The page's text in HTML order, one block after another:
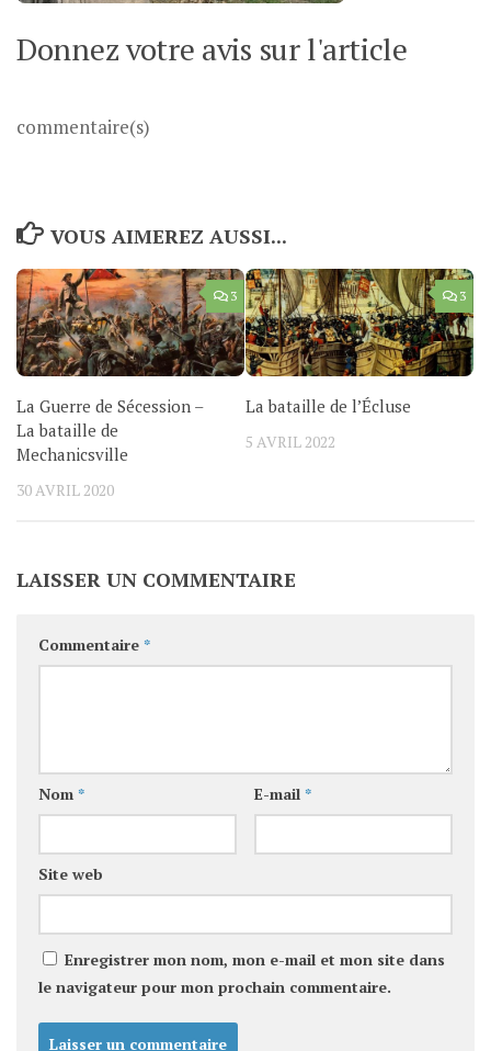
Donnez votre avis sur l'article
commentaire(s)
VOUS AIMEREZ AUSSI...
3
La Guerre de Sécession –
La bataille de
Mechanicsville
30 AVRIL 2020
3
La bataille de l’Écluse
5 AVRIL 2022
LAISSER UN COMMENTAIRE
Commentaire *
Nom * E-mail *
Site web
Enregistrer mon nom, mon e-mail et mon site dans
le navigateur pour mon prochain commentaire.